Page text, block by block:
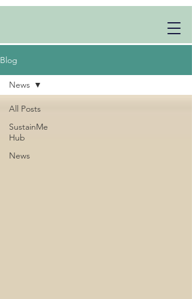
Blog
All Posts
SustainMe
Hub
News
News